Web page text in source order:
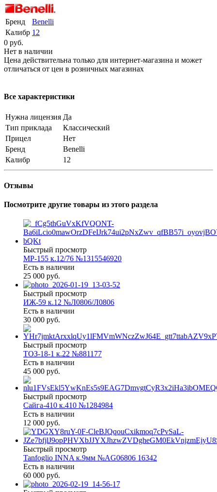
Бренд
Benelli
Калибр 12
0 руб.
Нет в наличии
Цена действительна только для интернет-магазина и может
отличаться от цен в розничных магазинах
Все характеристики
Нужна лицензия Да
Тип приклада
Классический
Прицел
Нет
Бренд
Benelli
Калибр
12
Отзывы
Посмотрите другие товары из этого раздела
Быстрый просмотр
МР-155 к.12/76 №1315546920
Есть в наличии
25 000 руб.
Быстрый просмотр
ИЖ-59 к.12 №Л0806/Л0806
Есть в наличии
30 000 руб.
Быстрый просмотр
ТОЗ-18-1 к.22 №881177
Есть в наличии
45 000 руб.
Быстрый просмотр
Сайга-410 к.410 №1284984
Есть в наличии
12 000 руб.
Быстрый просмотр
Tanfoglio INNA к.9мм №AG06806 16342
Есть в наличии
60 000 руб.